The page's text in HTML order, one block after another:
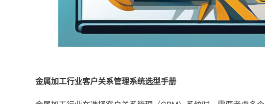
金属加工行业客户关系管理系统选型手册